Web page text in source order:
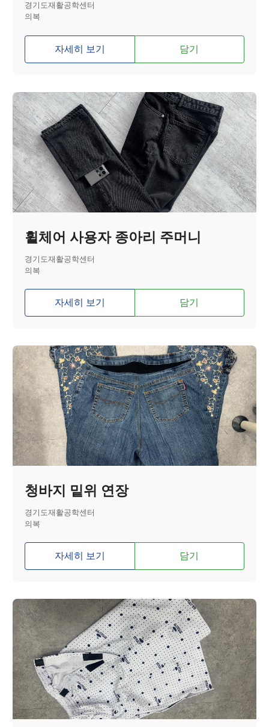
경기도재활공학센터
의복
자세히 보기 담기
휠체어 사용자 종아리 주머니
경기도재활공학센터
의복
자세히 보기 담기
청바지 밑위 연장
경기도재활공학센터
의복
자세히 보기 담기